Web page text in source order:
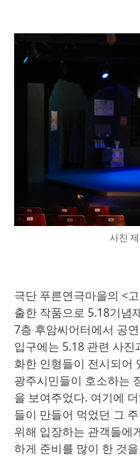
사진
극단 푸른연극마을의 <
출한 작품으로 5.18기념
7층 후암씨어터에서 공
입구에는 5.18 관련 사
화한 인형들이 전시되어
광주시민들이 호소하는
을 보여주었다. 여기에
들이 만들어 먹었던 그
위해 입장하는 관객들에
하게 준비를 많이 한 것